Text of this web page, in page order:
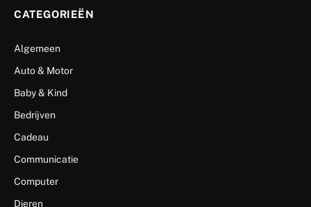
CATEGORIEËN
Algemeen
Auto & Motor
Baby & Kind
Bedrijven
Cadeau
Communicatie
Computer
Dieren